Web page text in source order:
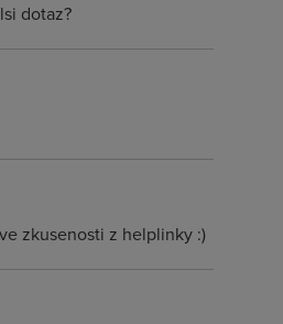
dotaz?
zkusenosti z helplinky :)